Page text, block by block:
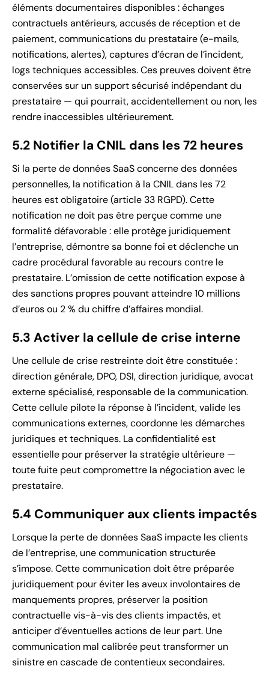
éléments documentaires disponibles : échanges
contractuels antérieurs, accusés de réception et de
paiement, communications du prestataire (e-mails,
notifications, alertes), captures d’écran de l’incident,
logs techniques accessibles. Ces preuves doivent être
conservées sur un support sécurisé indépendant du
prestataire — qui pourrait, accidentellement ou non, les
rendre inaccessibles ultérieurement.
5.2 Notifier la CNIL dans les 72 heures
Si la perte de données SaaS concerne des données
personnelles, la notification à la CNIL dans les 72
heures est obligatoire (article 33 RGPD). Cette
notification ne doit pas être perçue comme une
formalité défavorable : elle protège juridiquement
l’entreprise, démontre sa bonne foi et déclenche un
cadre procédural favorable au recours contre le
prestataire. L’omission de cette notification expose à
des sanctions propres pouvant atteindre 10 millions
d’euros ou 2 % du chiffre d’affaires mondial.
5.3 Activer la cellule de crise interne
Une cellule de crise restreinte doit être constituée :
direction générale, DPO, DSI, direction juridique, avocat
externe spécialisé, responsable de la communication.
Cette cellule pilote la réponse à l’incident, valide les
communications externes, coordonne les démarches
juridiques et techniques. La confidentialité est
essentielle pour préserver la stratégie ultérieure —
toute fuite peut compromettre la négociation avec le
prestataire.
5.4 Communiquer aux clients impactés
Lorsque la perte de données SaaS impacte les clients
de l’entreprise, une communication structurée
s’impose. Cette communication doit être préparée
juridiquement pour éviter les aveux involontaires de
manquements propres, préserver la position
contractuelle vis-à-vis des clients impactés, et
anticiper d’éventuelles actions de leur part. Une
communication mal calibrée peut transformer un
sinistre en cascade de contentieux secondaires.